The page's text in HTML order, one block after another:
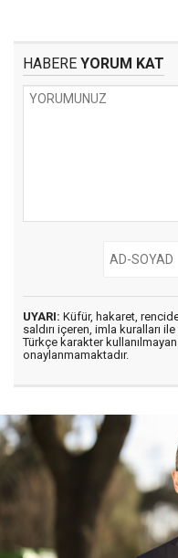
HABERE YORUM KAT
UYARI: Küfür, hakaret,
saldırı içeren, imla kuralları ile
Türkçe karakter
onaylanmamaktadır.